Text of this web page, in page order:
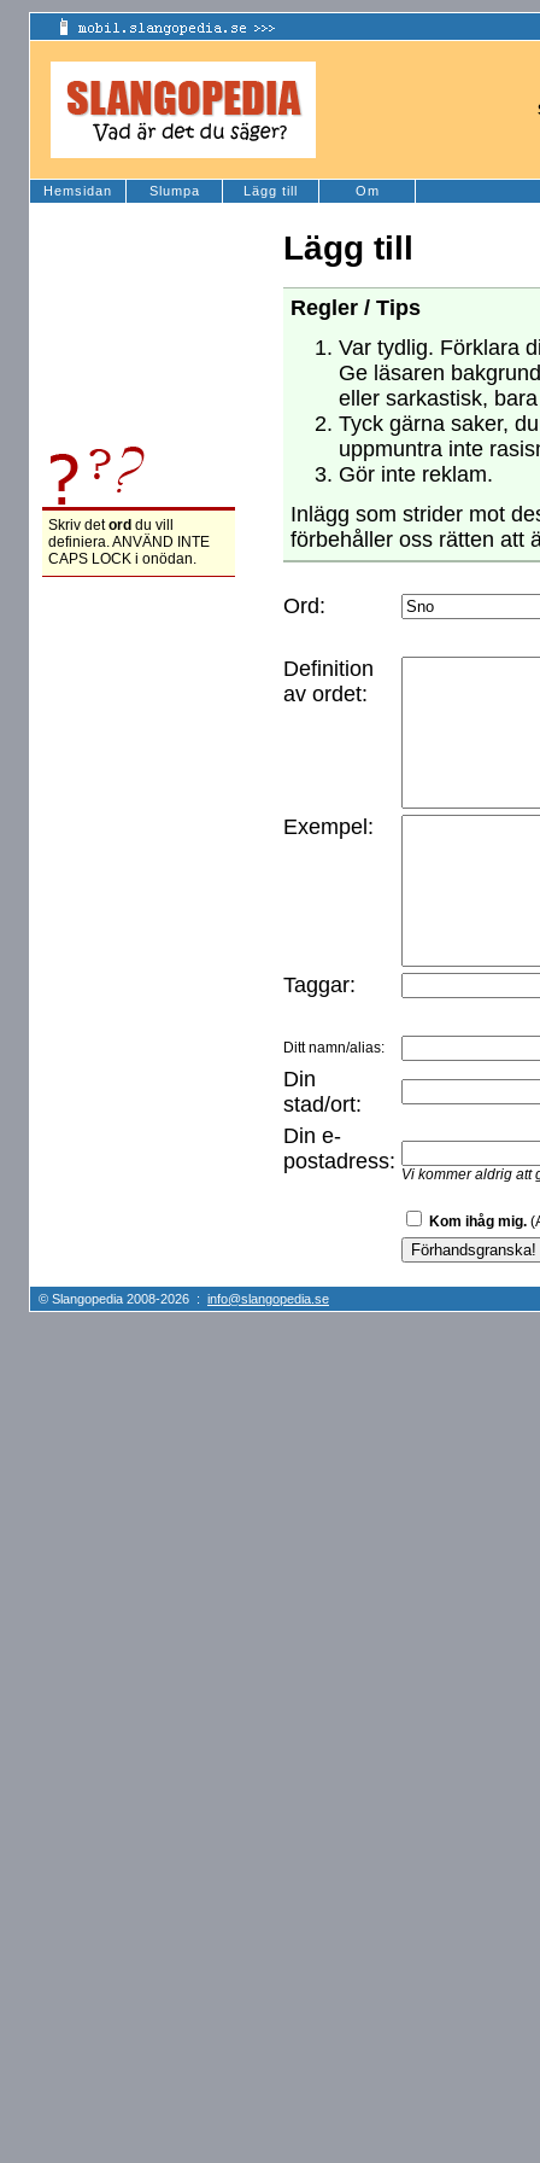
Hemsidan Slumpa Lägg till Om
Skriv detord du vill
definiera. ANVÄND INTE
CAPS LOCK i onödan.
Lägg till
Regler / Tips
Var tydlig. Förklara
Ge läsaren
eller sarkastisk,
Tyck gärna saker,
uppmuntra inte
Gör inte reklam.
Inlägg som strider mot
förbehåller oss rätten att
Ord:
Definition
av ordet:
Exempel:
Taggar:
Ditt namn/alias:
Din
stad/ort:
Din e-
postadress:
Vi kommer aldrig att
Kom ihåg mig.
© Slangopedia 2008-2026 : info@slangopedia.se